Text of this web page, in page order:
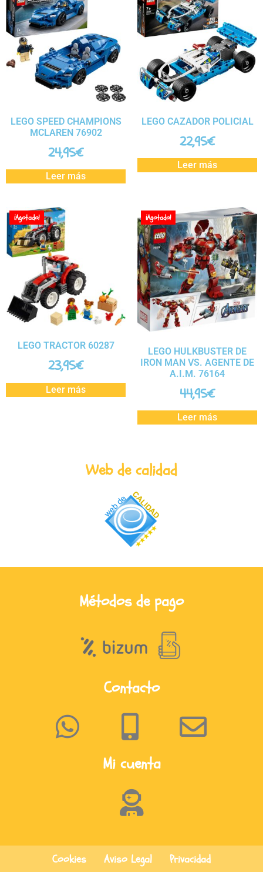
LEGO SPEED CHAMPIONS
MCLAREN 76902
24,95€
Leer más
LEGO CAZADOR POLICIAL
22,95€
Leer más
¡Agotado!
LEGO TRACTOR 60287
23,95€
Leer más
¡Agotado!
LEGO HULKBUSTER DE
IRON MAN VS. AGENTE DE
A.I.M. 76164
44,95€
Leer más
Web de calidad
Métodos de pago
Contacto
Mi cuenta
Cookies Aviso Legal Privacidad